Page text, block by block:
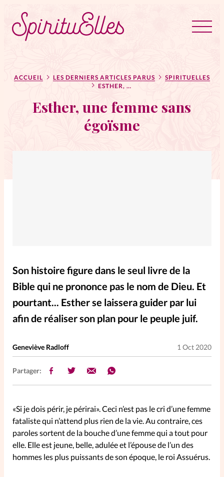
Tous les articles
Actus
Actus au féminin
Entre4yeux
L'anecdote
La Bible au féminin
Lifestyle
Littérature
PersonnElles
RelationnElles
Shopping Spi
Si(x) simple de...
ACCUEIL LES DERNIERS ARTICLES PARUS
SPIRITUELLES
ESTHER, UNE FEMME SANS ÉGOÏSME
Esther, une femme sans
égoïsme
Son histoire figure dans le seul livre de la
Bible qui ne prononce pas le nom de Dieu. Et
pourtant... Esther se laissera guider par lui
afin de réaliser son plan pour le peuple juif.
Geneviève Radloff 1 Oct 2020
Partager:
«Si je dois périr, je périrai». Ceci n’est pas le cri d’une femme
fataliste qui n’attend plus rien de la vie. Au contraire, ces
paroles sortent de la bouche d’une femme qui a tout pour
elle. Elle est jeune, belle, adulée et l’épouse de l’un des
hommes les plus puissants de son époque, le roi Assuérus.